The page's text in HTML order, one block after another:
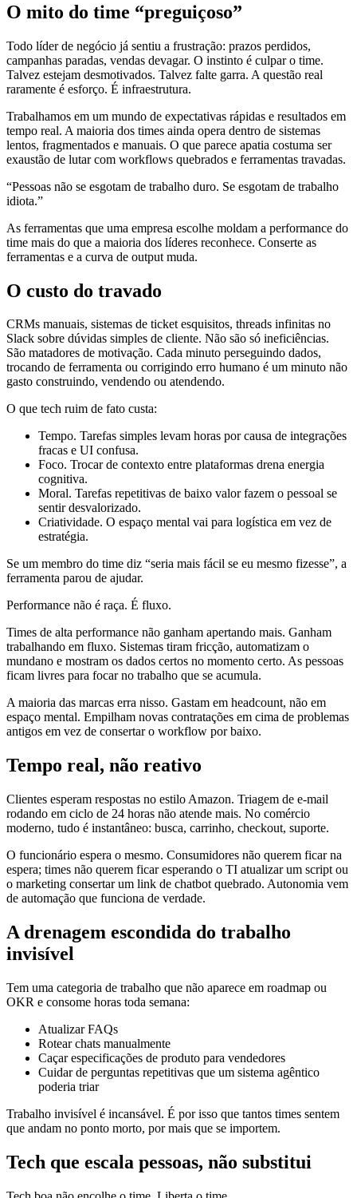
O mito do time “preguiçoso”
Todo líder de negócio já sentiu a frustração: prazos perdidos,
campanhas paradas, vendas devagar. O instinto é culpar o time.
Talvez estejam desmotivados. Talvez falte garra. A questão real
raramente é esforço. É infraestrutura.
Trabalhamos em um mundo de expectativas rápidas e resultados em
tempo real. A maioria dos times ainda opera dentro de sistemas
lentos, fragmentados e manuais. O que parece apatia costuma ser
exaustão de lutar com workflows quebrados e ferramentas travadas.
“Pessoas não se esgotam de trabalho duro. Se esgotam de trabalho
idiota.”
As ferramentas que uma empresa escolhe moldam a performance do
time mais do que a maioria dos líderes reconhece. Conserte as
ferramentas e a curva de output muda.
O custo do travado
CRMs manuais, sistemas de ticket esquisitos, threads infinitas no
Slack sobre dúvidas simples de cliente. Não são só ineficiências.
São matadores de motivação. Cada minuto perseguindo dados,
trocando de ferramenta ou corrigindo erro humano é um minuto não
gasto construindo, vendendo ou atendendo.
O que tech ruim de fato custa:
Tempo. Tarefas simples levam horas por causa de integrações
fracas e UI confusa.
Foco. Trocar de contexto entre plataformas drena energia
cognitiva.
Moral. Tarefas repetitivas de baixo valor fazem o pessoal se
sentir desvalorizado.
Criatividade. O espaço mental vai para logística em vez de
estratégia.
Se um membro do time diz “seria mais fácil se eu mesmo fizesse”, a
ferramenta parou de ajudar.
Performance não é raça. É fluxo.
Times de alta performance não ganham apertando mais. Ganham
trabalhando em fluxo. Sistemas tiram fricção, automatizam o
mundano e mostram os dados certos no momento certo. As pessoas
ficam livres para focar no trabalho que se acumula.
A maioria das marcas erra nisso. Gastam em headcount, não em
espaço mental. Empilham novas contratações em cima de problemas
antigos em vez de consertar o workflow por baixo.
Tempo real, não reativo
Clientes esperam respostas no estilo Amazon. Triagem de e‑mail
rodando em ciclo de 24 horas não atende mais. No comércio
moderno, tudo é instantâneo: busca, carrinho, checkout, suporte.
O funcionário espera o mesmo. Consumidores não querem ficar na
espera; times não querem ficar esperando o TI atualizar um script ou
o marketing consertar um link de chatbot quebrado. Autonomia vem
de automação que funciona de verdade.
A drenagem escondida do trabalho
invisível
Tem uma categoria de trabalho que não aparece em roadmap ou
OKR e consome horas toda semana:
Atualizar FAQs
Rotear chats manualmente
Caçar especificações de produto para vendedores
Cuidar de perguntas repetitivas que um sistema agêntico
poderia triar
Trabalho invisível é incansável. É por isso que tantos times sentem
que andam no ponto morto, por mais que se importem.
Tech que escala pessoas, não substitui